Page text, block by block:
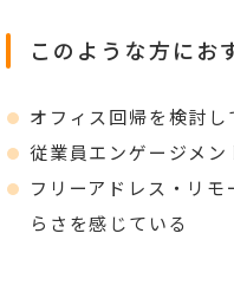
このような方にお
オフィス回帰を検討し
従業員エンゲージメン
フリーアドレス・リ
らさを感じている